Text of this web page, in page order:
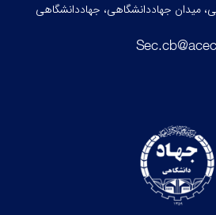
میدان جهاددانشگاهی، جهاددانشگاهی